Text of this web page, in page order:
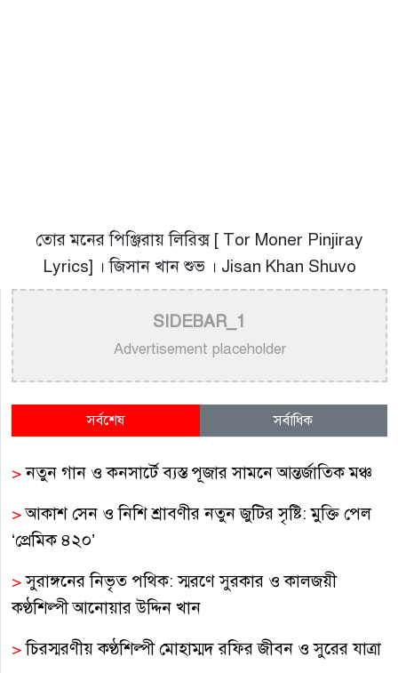
তোর মনের পিঞ্জিরায় লিরিক্স [ Tor Moner Pinjiray
Lyrics] । জিসান খান শুভ । Jisan Khan Shuvo
SIDEBAR_1
Advertisement placeholder
সর্বশেষ সর্বাধিক
>নতুন গান ও কনসার্টে ব্যস্ত পূজার সামনে আন্তর্জাতিক মঞ্চ
>আকাশ সেন ও নিশি শ্রাবণীর নতুন জুটির সৃষ্টি: মুক্তি পেল
‘প্রেমিক ৪২০’
>সুরাঙ্গনের নিভৃত পথিক: স্মরণে সুরকার ও কালজয়ী
কণ্ঠশিল্পী আনোয়ার উদ্দিন খান
>চিরস্মরণীয় কণ্ঠশিল্পী মোহাম্মদ রফির জীবন ও সুরের যাত্রা